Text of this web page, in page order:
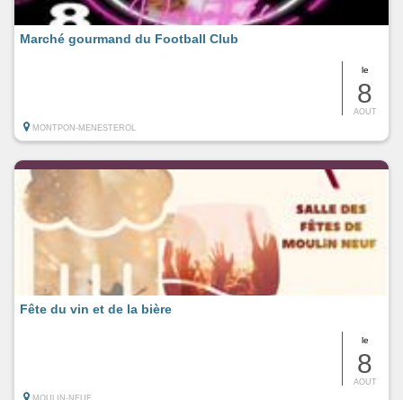
le
8
AOUT
Marché gourmand du Football Club
MONTPON-MENESTEROL
le
8
AOUT
Fête du vin et de la bière
MOULIN-NEUF